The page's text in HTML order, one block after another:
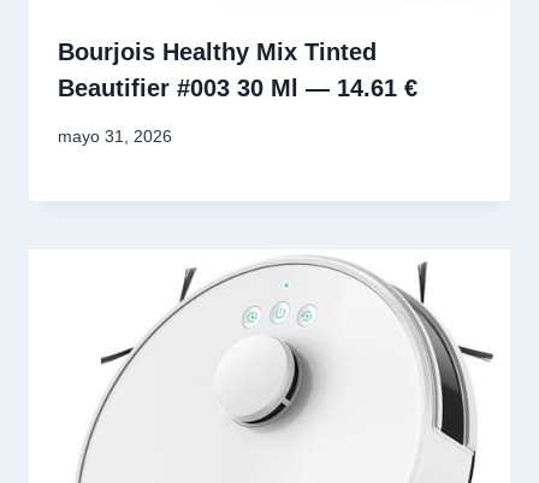
Bourjois Healthy Mix Tinted
Beautifier #003 30 Ml — 14.61 €
mayo 31, 2026